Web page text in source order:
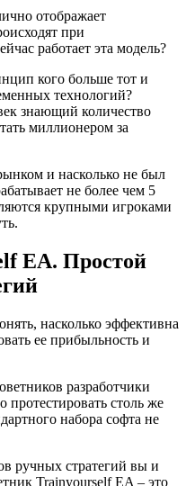
отображает
при
работает эта модель?
кого больше тот и
технологий?
знающий количество
миллионером за
и насколько не был
не более чем 5
крупными игроками
EA. Простой
насколько эффективна
ее прибыльность и
разработчики
столь же
набора софта не
ручных стратегий вы и
Trainyourself EA – это